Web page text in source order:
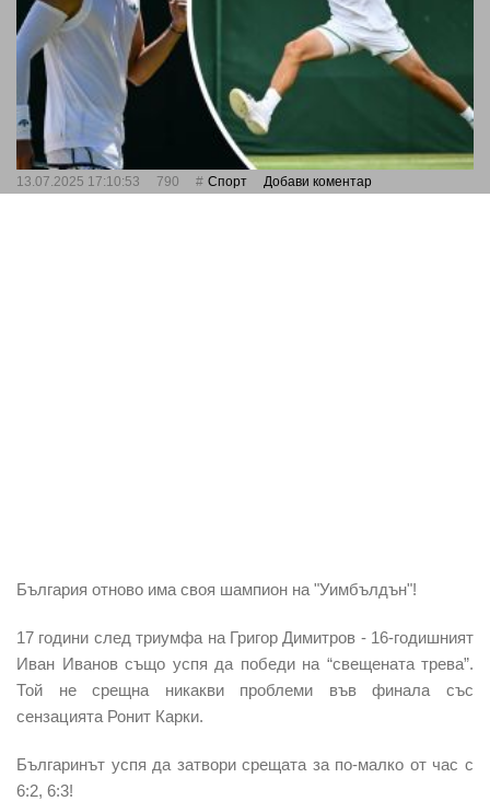
13.07.2025 17:10:53 790 Спорт Добави коментар
България отново има своя шампион на "Уимбълдън"!
17 години след триумфа на Григор Димитров - 16-годишният
Иван Иванов също успя да победи на “свещената трева”.
Той не срещна никакви проблеми във финала със
сензацията Ронит Карки.
Българинът успя да затвори срещата за по-малко от час с
6:2, 6:3!